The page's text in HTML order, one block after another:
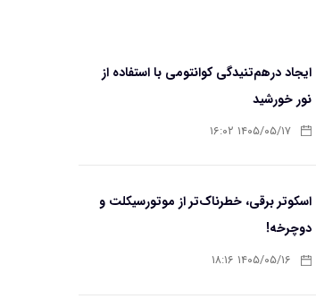
ایجاد درهم‌تنیدگی کوانتومی با استفاده از
نور خورشید
۱۴۰۵/۰۵/۱۷ ۱۶:۰۲
اسکوتر برقی، خطرناک‌تر از موتورسیکلت و
دوچرخه!
۱۴۰۵/۰۵/۱۶ ۱۸:۱۶